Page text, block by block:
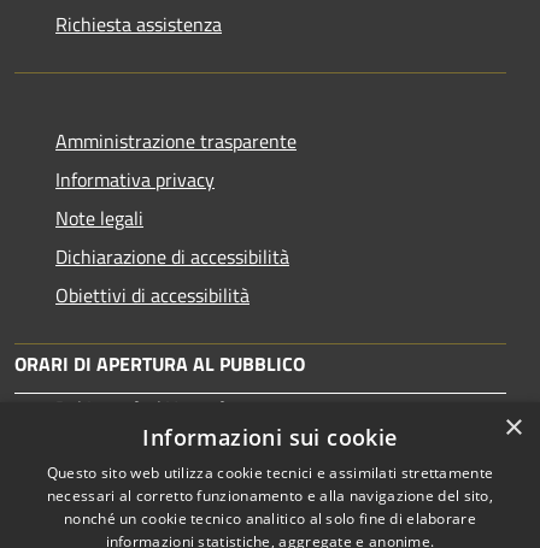
Richiesta assistenza
Amministrazione trasparente
Informativa privacy
Note legali
Dichiarazione di accessibilità
Obiettivi di accessibilità
ORARI DI APERTURA AL PUBBLICO
Dal Lunedì al Venerdì: 10:00-13:30
Martedì: 15:30-17:00
×
Informazioni sui cookie
Questo sito web utilizza cookie tecnici e assimilati strettamente
necessari al corretto funzionamento e alla navigazione del sito,
nonché un cookie tecnico analitico al solo fine di elaborare
informazioni statistiche, aggregate e anonime.